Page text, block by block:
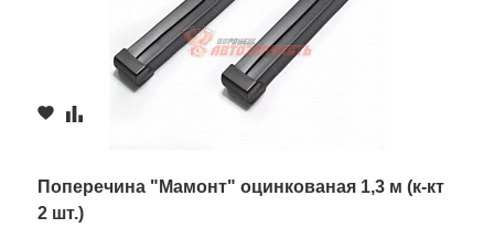
Поперечина "Мамонт" оцинкованая 1,3 м (к-кт
2 шт.)